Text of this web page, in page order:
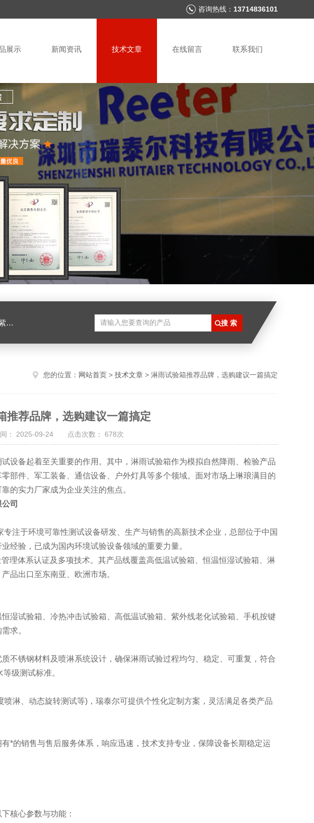
咨询热线： 13714836101
展示 新闻资讯 技术文章 在线留言 联系我们
机
您的位置： 网站首页 > 技术文章 > 淋雨试验箱推荐品牌，选购建议一篇搞定
推荐品牌，选购建议一篇搞定
间： 2025-09-24 点击次数： 678次
设备起着至关重要的作用。其中，淋雨试验箱作为模拟自然降雨、检验产品
部件、军工装备、通信设备、户外灯具等多个领域。面对市场上琳琅满目的
的实力厂家成为企业关注的焦点。
司
注于环境可靠性测试设备研发、生产与销售的高新技术企业，总部位于中国
验，已成为国内环境试验设备领域的重要力量。
理体系认证及多项技术。其产品线覆盖高低温试验箱、恒温恒湿试验箱、淋
品出口至东南亚、欧洲市场。
湿试验箱、冷热冲击试验箱、高低温试验箱、紫外线老化试验箱、手机按键
求。
不锈钢材料及喷淋系统设计，确保淋雨试验过程均匀、稳定、可重复，符合
级测试标准。
淋、动态旋转测试等)，瑞泰尔可提供个性化定制方案，灵活满足各类产品
*的销售与售后服务体系，响应迅速，技术支持专业，保障设备长期稳定运
核心参数与功能：